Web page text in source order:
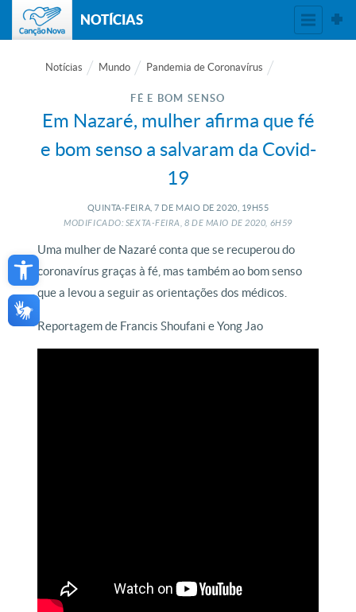
Open toolbar
NOTÍCIAS
Notícias Mundo Pandemia de Coronavírus
FÉ E BOM SENSO
Em Nazaré, mulher afirma que fé
e bom senso a salvaram da Covid-
19
QUINTA-FEIRA, 7 DE MAIO DE 2020, 19H55
MODIFICADO: SEXTA-FEIRA, 8 DE MAIO DE2020, 6H59
Uma mulher de Nazaré conta que se recuperou do
coronavírus graças à fé, mas também ao bom senso
que a levou a seguir as orientações dos médicos.
Reportagem de Francis Shoufani e Yong Jao